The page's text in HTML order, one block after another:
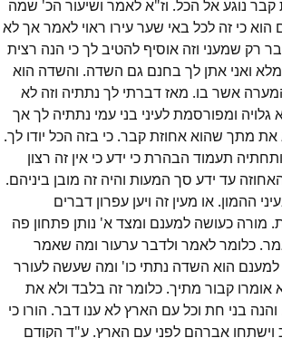
קבר נוגע אל הכל. וז"א לאמר ושיעור הכ' שמה
כי זה לכל באי שער עירו ראוי לאמר אך לא
רק שמעני וזה אוסיף להטיב לך כי הנה רצית
ואני אתן לך בחנם גם השדה. והשדה הוא
אשר בו. מאז דברתי לך נתתיה וזה לא
ומפורסמת לעיני בני עמי נתתיה לך אך
מתך שהוא אחוזת קבר. כי בזה הכל יודו לך.
תעמוד הבהרת כי ידע כי אין זה רצון
עד ידע סך המעות והיה זה מובן ביניהם.
ההמון. או מעין זה ויען עפרון דברים
מורה כעושה למענם ומצד א' נותן פתחון פה
כלומר לאמר ולדבר ערעור ומה שאמר
למענם הוא השדה נתתי כו' ומה שעשה לעורר
אומרו קבור מתיך. כלומר זה בלבד ולא את
בני חת וכל עם הארץ לא ענו דבר. הורו כי
וישתחו אברהם לפני עם הארץ. ע"ד הקודם